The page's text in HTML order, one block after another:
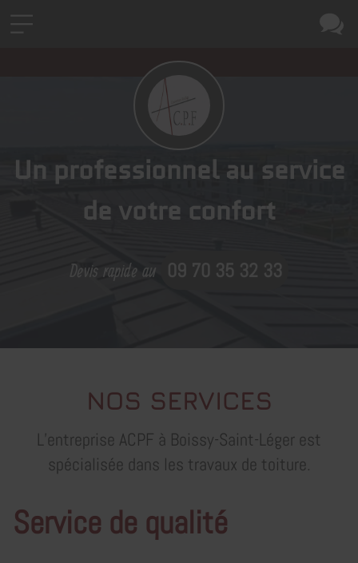
Un professionnel au service
de votre confort
Devis rapide au 09 70 35 32 33
NOS SERVICES
L’entreprise ACPF à Boissy-Saint-Léger est
spécialisée dans les travaux de toiture.
Service de qualité